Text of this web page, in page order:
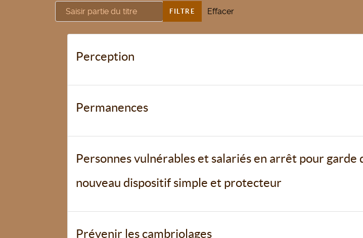
Saisir partie du titre FILTRE Effacer
Perception
Permanences
Personnes vulnérables et salariés en arrêt pour garde
nouveau dispositif simple et protecteur
Prévenir les cambriolages